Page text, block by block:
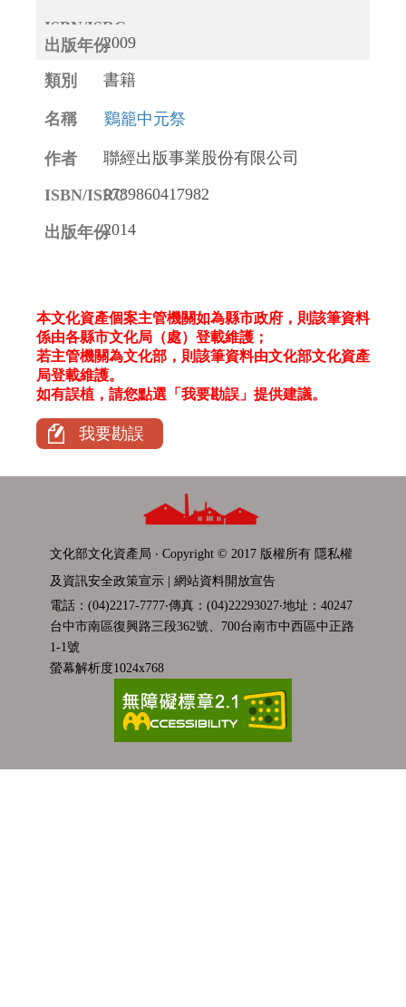
2009
書籍
鷄籠中元祭
聯經出版事業股份有限公司
9789860417982
2014
本文化資產個案主管機關如為縣市政府，則該筆資料
係由各縣市文化局（處）登載維護；
若主管機關為文化部，則該筆資料由文化部文化資產
局登載維護。
如有誤植，請您點選「我要勘誤」提供建議。
我要勘誤
文化部文化資產局 ‧ Copyright © 2017 版權所有 隱私權
及資訊安全政策宣示 | 網站資料開放宣告
電話：(04)2217-7777‧傳真：(04)22293027‧地址：40247
台中市南區復興路三段362號、700台南市中西區中正路
1-1號
螢幕解析度1024x768